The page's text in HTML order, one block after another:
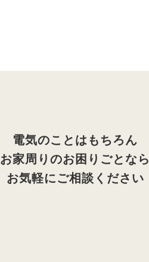
電気のことはもちろん
お家周りのお困りごとなら
お気軽にご相談ください